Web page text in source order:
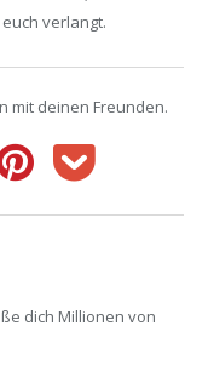
verlangt.
mit deinen Freunden.
dich Millionen von